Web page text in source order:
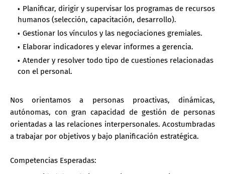
Planificar, dirigir y supervisar los programas de recursos
humanos (selección, capacitación, desarrollo).
Gestionar los vínculos y las negociaciones gremiales.
Elaborar indicadores y elevar informes a gerencia.
Atender y resolver todo tipo de cuestiones relacionadas
con el personal.
Nos orientamos a personas proactivas, dinámicas,
autónomas, con gran capacidad de gestión de personas
orientadas a las relaciones interpersonales. Acostumbradas
a trabajar por objetivos y bajo planificación estratégica.
Competencias Esperadas: